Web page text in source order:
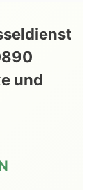
und